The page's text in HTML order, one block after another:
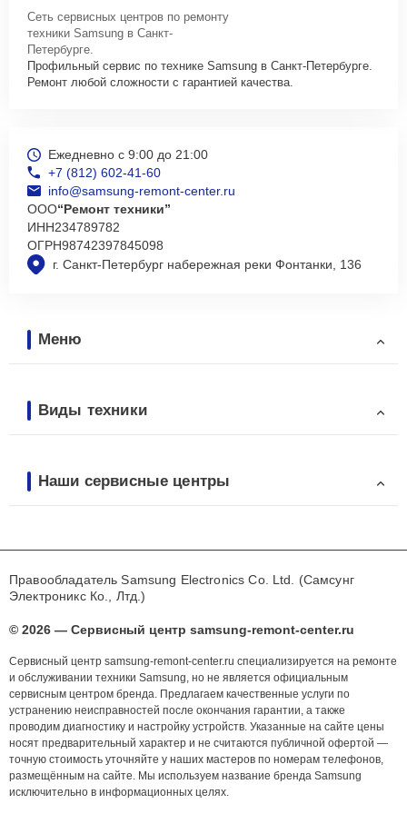
Сеть сервисных центров по ремонту
техники Samsung в Санкт-
Петербурге.
Профильный сервис по технике Samsung в Санкт-Петербурге.
Ремонт любой сложности с гарантией качества.
г. Санкт-Петербург набережная реки Фонтанки, 136
Ежедневно с 9:00 до 21:00
+7 (812) 602-41-60
info@samsung-remont-center.ru
ООО“Ремонт техники”
ИНН234789782
ОГРН98742397845098
Меню
Виды техники
Наши сервисные центры
Правообладатель Samsung Electronics Co. Ltd. (Самсунг
Электроникс Ко., Лтд.)
© 2026 — Сервисный центр samsung-remont-center.ru
Сервисный центр samsung-remont-center.ru специализируется на ремонте
и обслуживании техники Samsung, но не является официальным
сервисным центром бренда. Предлагаем качественные услуги по
устранению неисправностей после окончания гарантии, а также
проводим диагностику и настройку устройств. Указанные на сайте цены
носят предварительный характер и не считаются публичной офертой —
точную стоимость уточняйте у наших мастеров по номерам телефонов,
размещённым на сайте. Мы используем название бренда Samsung
исключительно в информационных целях.